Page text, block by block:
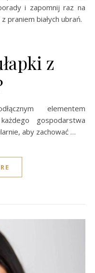
i zapomnij raz na
praniem białych ubrań.
z
elementem
gospodarstwa
aby zachować …